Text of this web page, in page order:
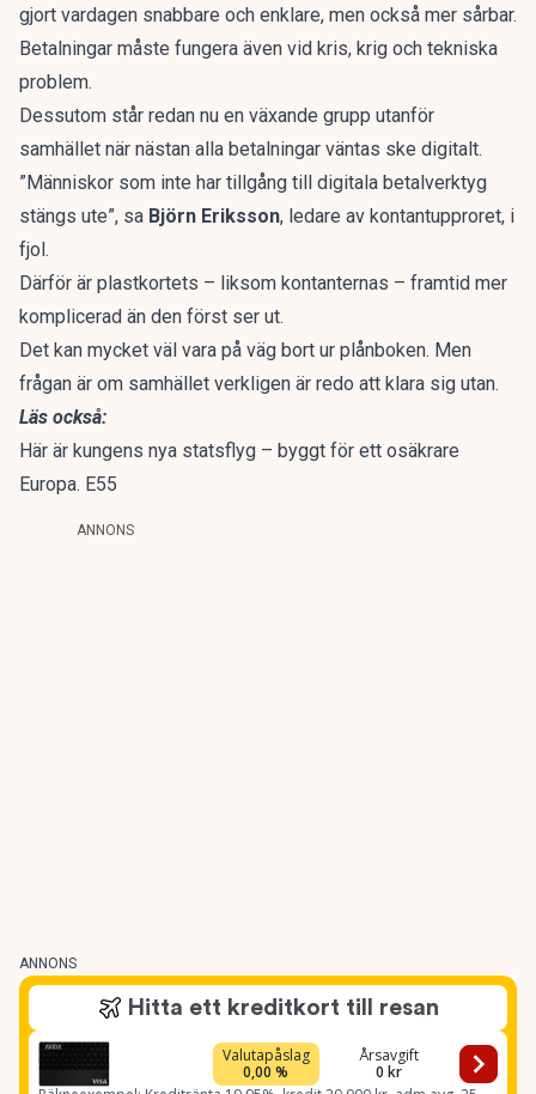
gjort vardagen snabbare och enklare, men också mer sårbar.
Betalningar måste fungera även vid kris, krig och tekniska
problem.
Dessutom står redan nu en växande grupp utanför
samhället när nästan alla betalningar väntas ske digitalt.
”Människor som inte har tillgång till digitala betalverktyg
stängs ute”, sa Björn Eriksson, ledare av kontantupproret, i
fjol.
Därför är plastkortets – liksom kontanternas – framtid mer
komplicerad än den först ser ut.
Det kan mycket väl vara på väg bort ur plånboken. Men
frågan är om samhället verkligen är redo att klara sig utan.
Läs också:
Här är kungens nya statsflyg – byggt för ett osäkrare
Europa. E55
ANNONS
ANNONS